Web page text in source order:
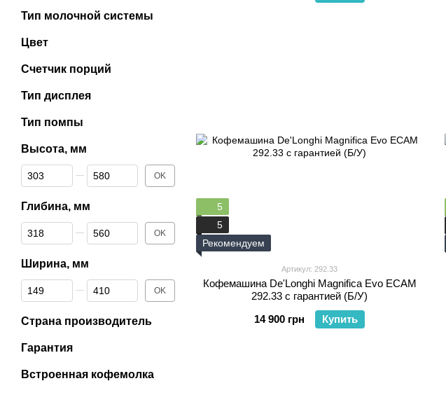
5
5
Рекомендуем
Артикул: 292.33
Кофемашина De'Longhi Magnifica Evo ECAM
292.33 с гарантией (Б/У)
14 900 грн
Купить
Тип молочной системы
Цвет
Счетчик порций
Тип дисплея
Тип помпы
Высота, мм
От Высота, мм
До Высота, мм OK
Глибина, мм
От Глибина, мм
До Глибина, мм OK
Ширина, мм
От Ширина, мм
До Ширина, мм OK
Страна производитель
Гарантия
Встроенная кофемолка